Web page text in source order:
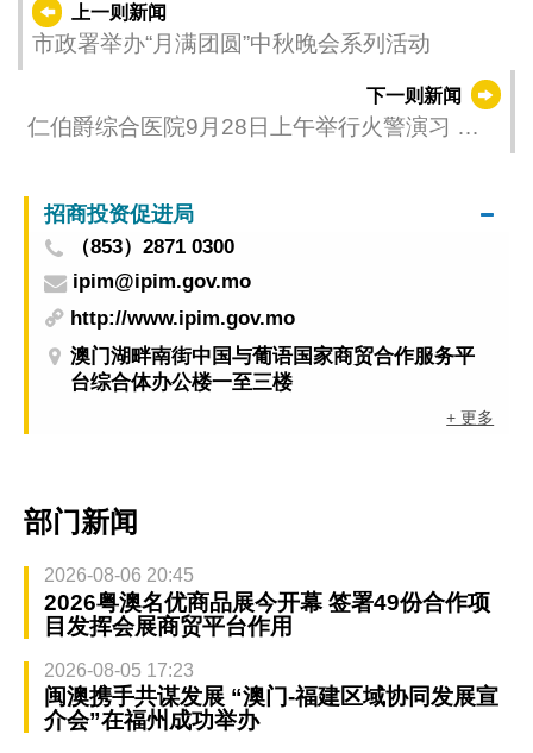
上一则新闻
市政署举办“月满团圆”中秋晚会系列活动
下一则新闻
仁伯爵综合医院9月28日上午举行火警演习 对
招商投资促进局
（853）2871 0300
ipim@ipim.gov.mo
http://www.ipim.gov.mo
澳门湖畔南街中国与葡语国家商贸合作服务平
台综合体办公楼一至三楼
+ 更多
部门新闻
2026-08-06 20:45
2026粤澳名优商品展今开幕 签署49份合作项
目发挥会展商贸平台作用
2026-08-05 17:23
闽澳携手共谋发展 “澳门-福建区域协同发展宣
介会”在福州成功举办